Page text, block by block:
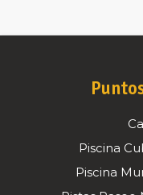
Piscina
Piscina